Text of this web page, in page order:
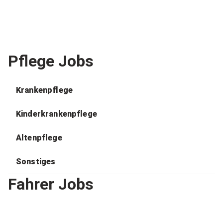
Pflege Jobs
Krankenpflege
Kinderkrankenpflege
Altenpflege
Sonstiges
Fahrer Jobs